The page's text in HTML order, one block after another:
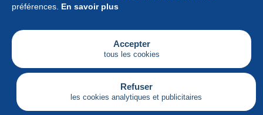
préférences. En savoir plus
Accepter
tous les cookies
Refuser
les cookies analytiques et publicitaires
Fonctionnalités
Société
Services
Articles